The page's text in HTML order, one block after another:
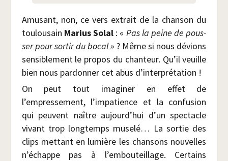
Amu­sant, non, ce vers extrait de la chan­son du
tou­lou­sain Marius Solal : « Pas la peine de pous­
ser pour sor­tir du bocal » ? Même si nous dévions
sen­si­ble­ment le pro­pos du chan­teur. Qu’il veuille
bien nous par­don­ner cet abus d’interprétation !
On peut tout ima­gi­ner en effet de
l’empressement, l’impatience et la confu­sion
qui peuvent naître aujourd’hui d’un spec­tacle
vivant trop long­temps muse­lé… La sor­tie des
clips met­tant en lumière les chan­sons nou­velles
n’échappe pas à l’embouteillage. Cer­tains